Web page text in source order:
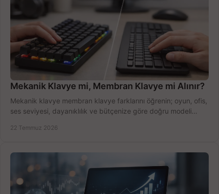
Mekanik Klavye mi, Membran Klavye mi Alınır?
Mekanik klavye membran klavye farklarını öğrenin; oyun, ofis,
ses seviyesi, dayanıklılık ve bütçenize göre doğru modeli
22 Temmuz 2026